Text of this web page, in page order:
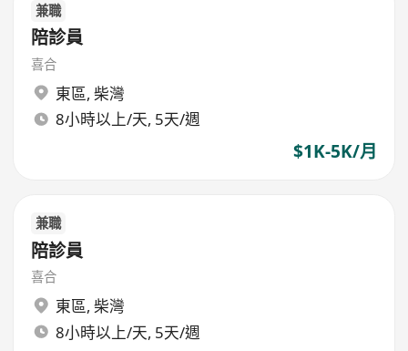
兼職
陪診員
喜合
東區, 柴灣
8小時以上/天, 5天/週
$1K-5K/月
兼職
陪診員
喜合
東區, 柴灣
8小時以上/天, 5天/週